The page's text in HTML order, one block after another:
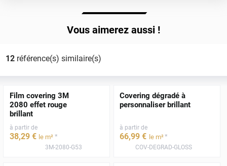
Vous aimerez aussi !
12référence(s) similaire(s)
Film covering 3M
2080 effet rouge
brillant
à partir de
38,29 € le m² *
3M-2080-G53
Covering dégradé à
personnaliser brillant
à partir de
66,99 € le m²*
COV-DEGRAD-GLOSS